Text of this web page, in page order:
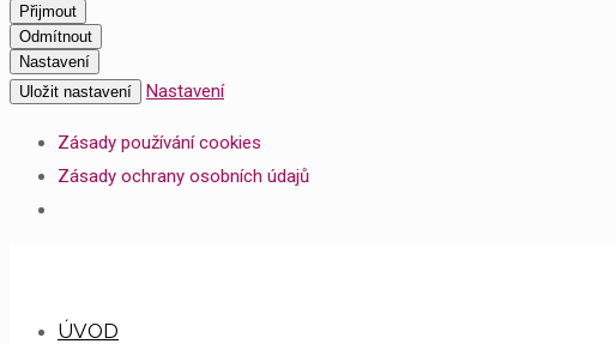
Přijmout
Odmítnout
Nastavení
Uložit nastavení
Nastavení
Zásady používání cookies
Zásady ochrany osobních údajů
ÚVOD